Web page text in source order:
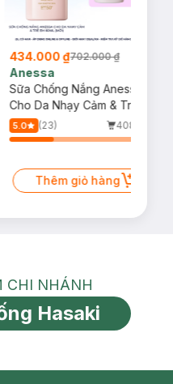
434.000 ₫702.000 ₫
Anessa
Sữa Chống Nắng Anessa
Cho Da Nhạy Cảm & Trẻ Em
60ml (Mới)
5.0 (23)
408/tháng
Thêm giỏ hàng
Tìm chi nhánh
CHI NHÁNH
Hasaki